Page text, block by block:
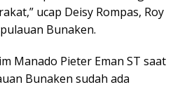
ucap Deisy Rompas, Roy
Bunaken.
Manado Pieter Eman ST saat
Bunaken sudah ada